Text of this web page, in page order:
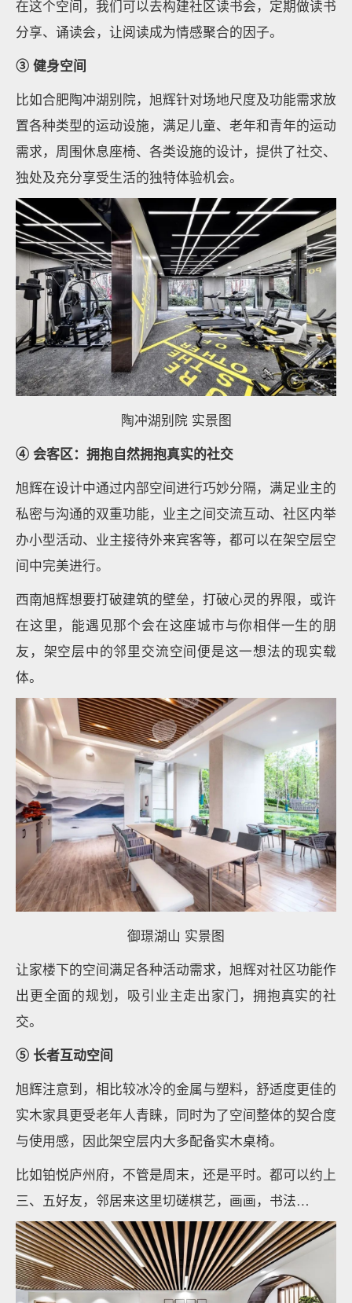
在这个空间，我们可以去构建社区读书会，定期做读书
分享、诵读会，让阅读成为情感聚合的因子。
③ 健身空间
比如合肥陶冲湖别院，旭辉针对场地尺度及功能需求放
置各种类型的运动设施，满足儿童、老年和青年的运动
需求，周围休息座椅、各类设施的设计，提供了社交、
独处及充分享受生活的独特体验机会。
陶冲湖别院 实景图
④ 会客区：拥抱自然拥抱真实的社交
旭辉在设计中通过内部空间进行巧妙分隔，满足业主的
私密与沟通的双重功能，业主之间交流互动、社区内举
办小型活动、业主接待外来宾客等，都可以在架空层空
间中完美进行。
西南旭辉想要打破建筑的壁垒，打破心灵的界限，或许
在这里，能遇见那个会在这座城市与你相伴一生的朋
友，架空层中的邻里交流空间便是这一想法的现实载
体。
御璟湖山 实景图
让家楼下的空间满足各种活动需求，旭辉对社区功能作
出更全面的规划，吸引业主走出家门，拥抱真实的社
交。
⑤ 长者互动空间
旭辉注意到，相比较冰冷的金属与塑料，舒适度更佳的
实木家具更受老年人青睐，同时为了空间整体的契合度
与使用感，因此架空层内大多配备实木桌椅。
比如铂悦庐州府，不管是周末，还是平时。都可以约上
三、五好友，邻居来这里切磋棋艺，画画，书法…